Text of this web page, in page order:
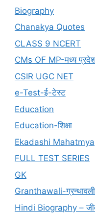
Biography
Chanakya Quotes
CLASS 9 NCERT
CMs OF MP-मध्य
CSIR UGC NET
e-Test-ई-टेस्ट
Education
Education-शिक्षा
Ekadashi Mahatmya
FULL TEST SERIES
GK
Granthawali-ग्रन्थावली
Hindi Biography –